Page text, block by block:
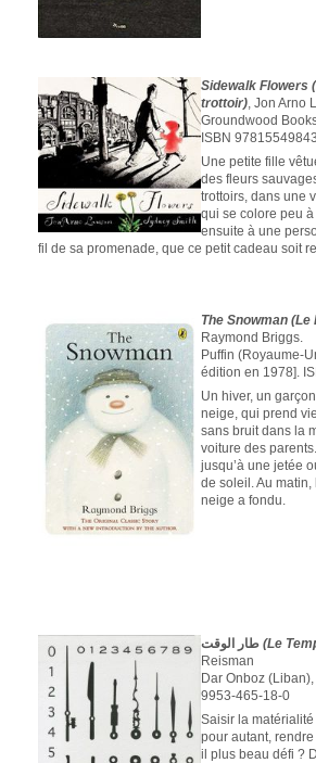
Sidewalk Flowers
trottoir), Jon Arno
Groundwood
ISBN
Une petite fille
des fleurs
trottoirs, dans une
qui se colore peu
ensuite à une
fil de sa promenade, que ce petit cadeau soit
The Snowman
Raymond Briggs.
Puffin (Royaume-
édition en 1978].
Un hiver, un
neige, qui prend
sans bruit dans la
voiture des
jusqu’à une jetée
de soleil. Au
neige a fondu.
(Le
Reisman
Dar Onboz
9953-465-18-0
Saisir la
pour autant,
il plus beau défi ?